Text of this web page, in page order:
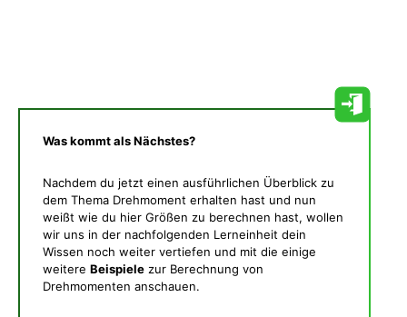
Was kommt als Nächstes?
Nachdem du jetzt einen ausführlichen Überblick zu
dem Thema Drehmoment erhalten hast und nun
weißt wie du hier Größen zu berechnen hast, wollen
wir uns in der nachfolgenden Lerneinheit dein
Wissen noch weiter vertiefen und mit die einige
weitere Beispiele zur Berechnung von
Drehmomenten anschauen.